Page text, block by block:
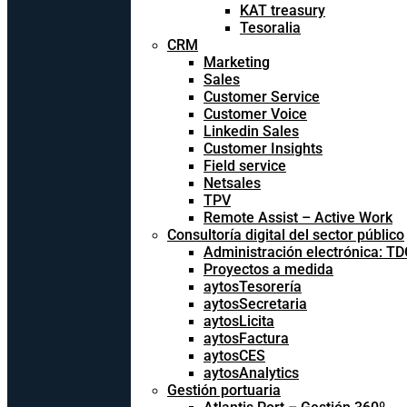
KAT treasury
Tesoralia
CRM
Marketing
Sales
Customer Service
Customer Voice
Linkedin Sales
Customer Insights
Field service
Netsales
TPV
Remote Assist – Active Work
Consultoría digital del sector público
Administración electrónica:
Proyectos a medida
aytosTesorería
aytosSecretaria
aytosLicita
aytosFactura
aytosCES
aytosAnalytics
Gestión portuaria